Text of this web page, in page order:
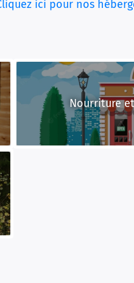
ici pour nos
Nourriture